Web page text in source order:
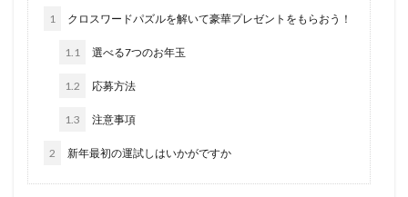
1 クロスワードパズルを解いて豪華プレゼントをもらおう！
1.1 選べる7つのお年玉
1.2 応募方法
1.3 注意事項
2 新年最初の運試しはいかがですか